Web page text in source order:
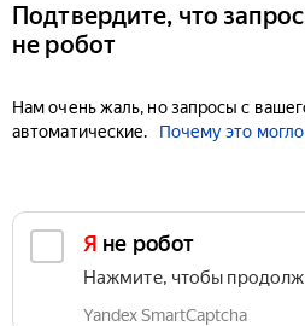
Подтвердите, что
не робот
Нам очень жаль, но запросы с
автоматические.
Почему это
Я не робот
Нажмите, чтобы
Yandex SmartCaptcha